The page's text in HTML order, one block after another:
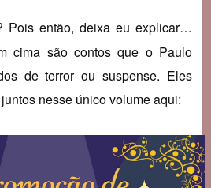
Pois então, deixa eu explicar…
cima são contos que o Paulo
de terror ou suspense. Eles
nesse único volume aqui: